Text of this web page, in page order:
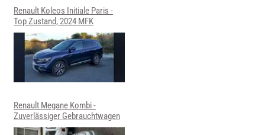
Renault Koleos Initiale Paris -
Top Zustand, 2024 MFK
Renault Megane Kombi -
Zuverlässiger Gebrauchtwagen